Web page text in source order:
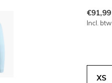
€91,99
Incl. btw
XS